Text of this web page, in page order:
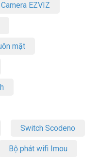
Camera EZVIZ
mặt
Switch Scodeno
Bộ phát wifi Imou